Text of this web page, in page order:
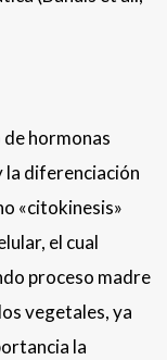
hormonas
la diferenciación
«citokinesis»
el cual
proceso madre
vegetales, ya
la